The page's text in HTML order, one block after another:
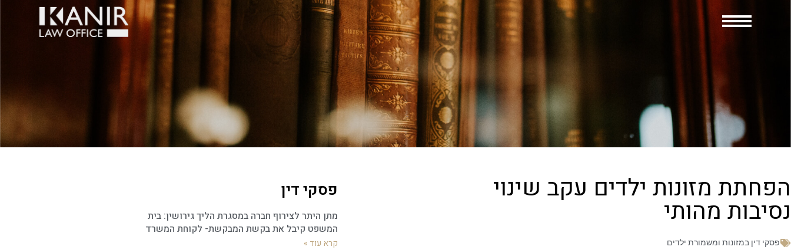
הפחתת מזונות ילדים עקב שינוי
נסיבות מהותי
פסקי דין במזונות ומשמורת ילדים
פסקי דין
מתן היתר לצירוף חברה במסגרת הליך גירושין: בית
המשפט קיבל את בקשת המבקשת- לקוחת המשרד
קרא עוד »